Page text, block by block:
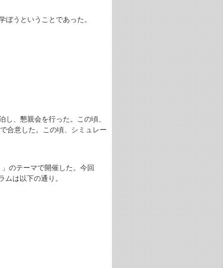
うということであった。
、懇親会を行った。この頃、
合意した。この頃、シミュレー
のテーマで開催した。今回
は以下の通り。